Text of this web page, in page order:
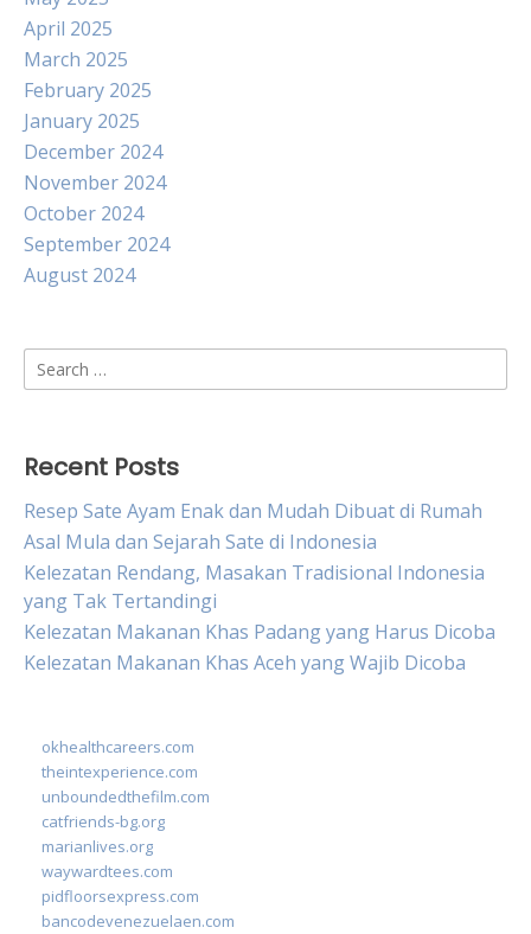
April 2025
March 2025
February 2025
January 2025
December 2024
November 2024
October 2024
September 2024
August 2024
Search
for:
Recent Posts
Resep Sate Ayam Enak dan Mudah Dibuat di Rumah
Asal Mula dan Sejarah Sate di Indonesia
Kelezatan Rendang, Masakan Tradisional Indonesia
yang Tak Tertandingi
Kelezatan Makanan Khas Padang yang Harus Dicoba
Kelezatan Makanan Khas Aceh yang Wajib Dicoba
okhealthcareers.com
theintexperience.com
unboundedthefilm.com
catfriends-bg.org
marianlives.org
waywardtees.com
pidfloorsexpress.com
bancodevenezuelaen.com